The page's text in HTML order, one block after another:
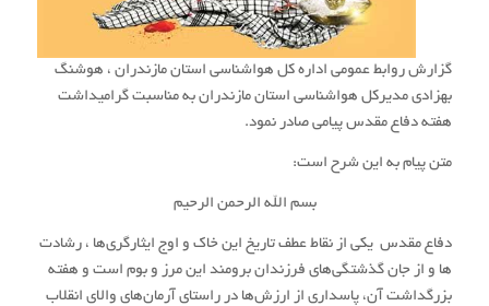
گزارش روابط عمومی اداره کل هواشناسی استان مازندران ، هوشنگ
بهزادی مدیرکل هواشناسی استان مازندران به مناسبت گرامیداشت
هفته دفاع مقدس پیامی صادر نمود.
متن پیام به این شرح است:
بسم الله الرحمن الرحیم
دفاع مقدس یکی از نقاط عطف تاریخ این خاک و اوج ایثارگری‌ها ، رشادت
ها و از جان گذشتگی‌های فرزندان برومند این مرز و بوم است و هفته
بزرگداشت آن، پاسداری از ارزش‌ها در راستای آرمان‌های والای انقلاب